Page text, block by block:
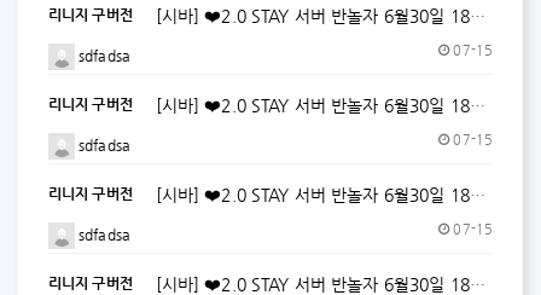
리니지 구버전 [시바] ❤️2.0 STAY 서버 반놀자 6월30일 18시 오픈대기! ❤️ (자동사냥O,자물O,자칼O)
sdfadsa 07-15
리니지 구버전 [시바] ❤️2.0 STAY 서버 반놀자 6월30일 18시 오픈대기! ❤️ (자동사냥O,자물O,자칼O)
sdfadsa 07-15
리니지 구버전 [시바] ❤️2.0 STAY 서버 반놀자 6월30일 18시 오픈대기! ❤️ (자동사냥O,자물O,자칼O)
sdfadsa 07-15
리니지 구버전 [시바] ❤️2.0 STAY 서버 반놀자 6월30일 18시 오픈대기! ❤️ (자동사냥O,자물O,자칼O)